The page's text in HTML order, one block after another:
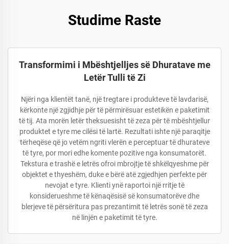
Studime Raste
Transformimi i Mbështjelljes së Dhuratave me
Letër Tulli të Zi
Njëri nga klientët tanë, një tregtare i produkteve të lavdarisë,
kërkonte një zgjidhje për të përmirësuar estetikën e paketimit
të tij. Ata morën letër theksuesisht të zeza për të mbështjellur
produktet e tyre me cilësi të lartë. Rezultati ishte një paraqitje
tërheqëse që jo vetëm ngriti vlerën e perceptuar të dhurateve
të tyre, por mori edhe komente pozitive nga konsumatorët.
Tekstura e trashë e letrës ofroi mbrojtje të shkëlqyeshme për
objektet e thyeshëm, duke e bërë atë zgjedhjen perfekte për
nevojat e tyre. Klienti ynë raportoi një rritje të
konsiderueshme të kënaqësisë së konsumatorëve dhe
blerjeve të përsëritura pas prezantimit të letrës sonë të zeza
në linjën e paketimit të tyre.